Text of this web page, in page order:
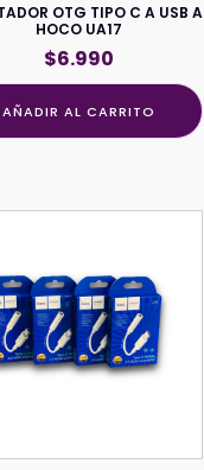
OTG TIPO C A USB A
HOCO UA17
$6.990
AÑADIR AL CARRITO